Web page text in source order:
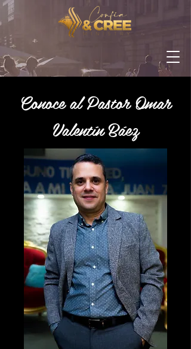
Conoce al Pastor Omar
Valentín Báez